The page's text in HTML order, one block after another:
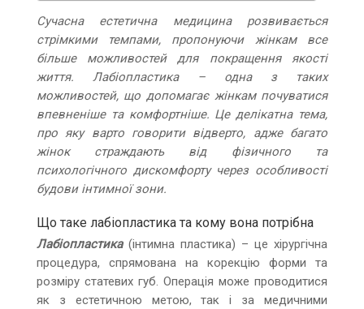
Сучасна естетична медицина розвивається
стрімкими темпами, пропонуючи жінкам все
більше можливостей для покращення якості
життя. Лабіопластика – одна з таких
можливостей, що допомагає жінкам почуватися
впевненіше та комфортніше. Це делікатна тема,
про яку варто говорити відверто, адже багато
жінок страждають від фізичного та
психологічного дискомфорту через особливості
будови інтимної зони.
Що таке лабіопластика та кому вона потрібна
Лабіопластика (інтимна пластика) – це хірургічна
процедура, спрямована на корекцію форми та
розміру статевих губ. Операція може проводитися
як з естетичною метою, так і за медичними